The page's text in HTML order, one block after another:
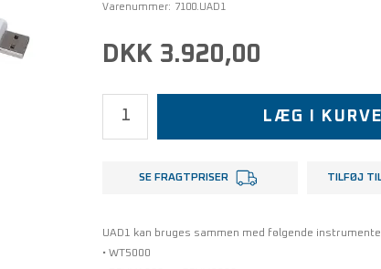
Varenummer: 7100.UAD1
DKK 3.920,00
LÆG I
SE FRAGTPRISER TILFØJ
UAD1 kan bruges sammen med følgende
• WT5000